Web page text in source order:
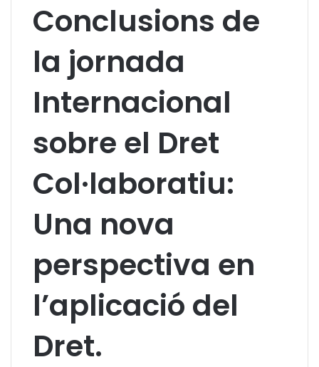
Conclusions de
la jornada
Internacional
sobre el Dret
Col·laboratiu:
Una nova
perspectiva en
l’aplicació del
Dret.